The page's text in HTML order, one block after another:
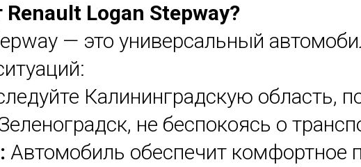
Logan Stepway?
— это универсальный
Калининградскую область,
не беспокоясь о
Автомобиль обеспечит комфортное